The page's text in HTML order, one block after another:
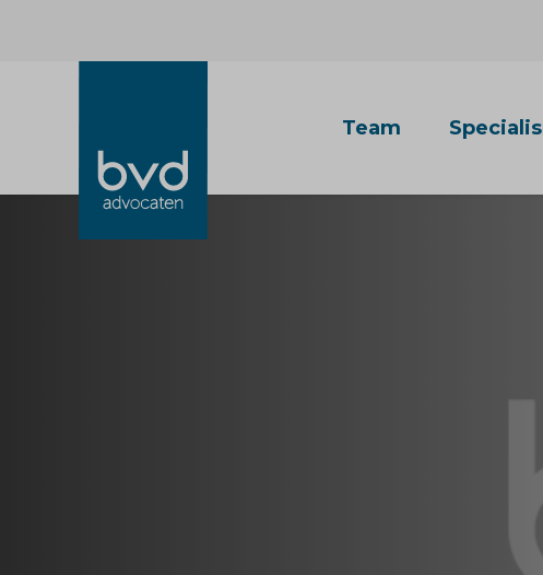
Team